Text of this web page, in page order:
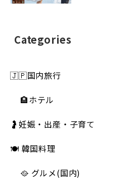
Categories
🇯🇵国内旅行
🏨ホテル
🤰妊娠・出産・子育て
🍽 韓国料理
🥘 グルメ(国内)